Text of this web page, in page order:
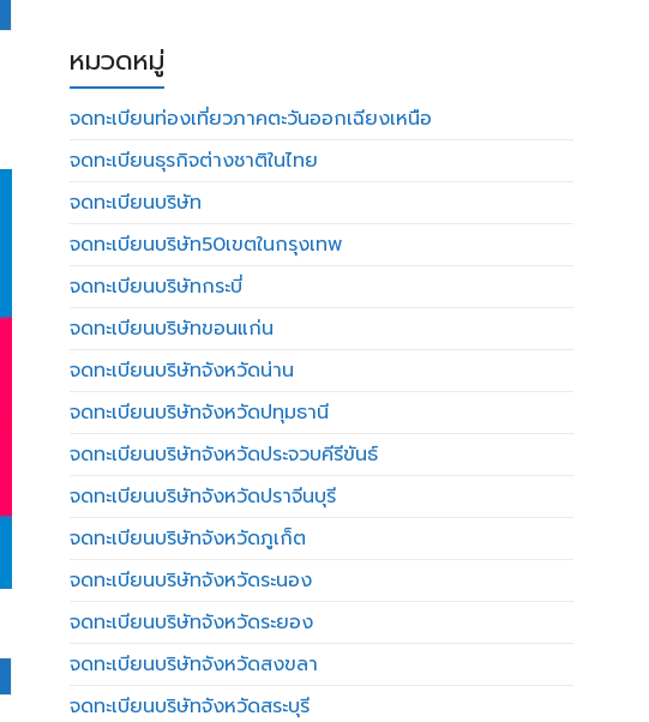
หมวดหมู่
จดทะเบียนท่องเที่ยวภาคตะวันออกเฉียงเหนือ
จดทะเบียนธุรกิจต่างชาติในไทย
จดทะเบียนบริษัท
จดทะเบียนบริษัท50เขตในกรุงเทพ
จดทะเบียนบริษัทกระบี่
จดทะเบียนบริษัทขอนแก่น
จดทะเบียนบริษัทจังหวัดน่าน
จดทะเบียนบริษัทจังหวัดปทุมธานี
จดทะเบียนบริษัทจังหวัดประจวบคีรีขันธ์
จดทะเบียนบริษัทจังหวัดปราจีนบุรี
จดทะเบียนบริษัทจังหวัดภูเก็ต
จดทะเบียนบริษัทจังหวัดระนอง
จดทะเบียนบริษัทจังหวัดระยอง
จดทะเบียนบริษัทจังหวัดสงขลา
จดทะเบียนบริษัทจังหวัดสระบุรี